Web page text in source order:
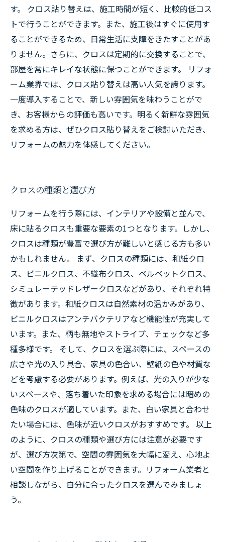
す。 クロス貼り替えは、施工時間が短く、比較的低コス
トで行うことができます。また、施工後はすぐに使用す
ることができるため、日常生活に支障をきたすことがあ
りません。さらに、クロスは定期的に交換することで、
部屋を常にキレイな状態に保つことができます。 リフォ
ーム業界では、クロス貼り替えは高い人気を誇ります。
一度導入することで、新しい雰囲気を味わうことがで
き、お客様からの評価も高いです。明るく新鮮な雰囲気
を求める方は、ぜひクロス貼り替えをご検討いただき、
リフォームの魅力を体感してください。
クロスの種類と選び方
リフォームを行う際には、インテリアや設備と並んで、
床に貼るクロスも重要な要素の1つとなります。しかし、
クロスは種類が豊富で選び方が難しいと感じる方も多い
かもしれません。 まず、クロスの種類には、和紙クロ
ス、ビニルクロス、不織布クロス、ベルベットクロス、
シミュレーテッドレザークロスなどがあり、それぞれ特
徴があります。和紙クロスは自然素材の温かみがあり、
ビニルクロスはアンチバクテリアなど機能性が充実して
います。また、柄も無地やストライプ、チェックなど多
種多様です。 そして、クロスを選ぶ際には、スペースの
広さや光の入り具合、家具の色合い、壁紙の色や材質な
どを考慮する必要があります。例えば、光の入りが少な
いスペースや、落ち着いた印象を求める場合には暗めの
色味のクロスが適しています。また、白い家具と合わせ
たい場合には、色味が近いクロスがおすすめです。 以上
のように、クロスの種類や選び方には注意が必要です
が、選び方次第で、空間の雰囲気を大幅に変え、心地よ
い空間を作り上げることができます。リフォーム業者と
相談しながら、自分に合ったクロスを選んでみましょ
う。